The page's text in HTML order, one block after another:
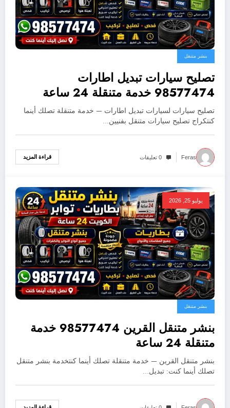
بنشر متنقل
تصليح سيارات تبديل اطارات
98577474 خدمة متنقلة 24 ساعة
تصليح سيارات لسيارات تبديل اطارات — خدمة متنقلة تصلك أينما
كنتكراج تصليح سيارات متنقل بفنيين…
Feras 0 تعليقات قراءة المزيد
يوليو 25, 2026
بنشر متنقل
بنشر متنقل القرين 98577474 خدمة
متنقلة 24 ساعة
بنشر متنقل القرين — خدمة متنقلة تصلك أينما كنتخدمة بنشر متنقل
تصلك أينما كنت: تبديل…